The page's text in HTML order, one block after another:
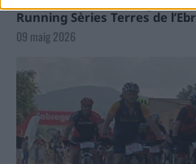
Running Sèries Terres de
09 maig 2026